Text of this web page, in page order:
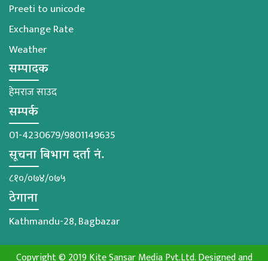
Preeti to unicode
Exchange Rate
Weather
सम्पादक
हेमराज साउद
सम्पर्क
01-4230679/9801149635
सूचना बिभाग दर्ता नं.
८१०/०७४/०७५
ठेगाना
Kathmandu-28, Bagbazar